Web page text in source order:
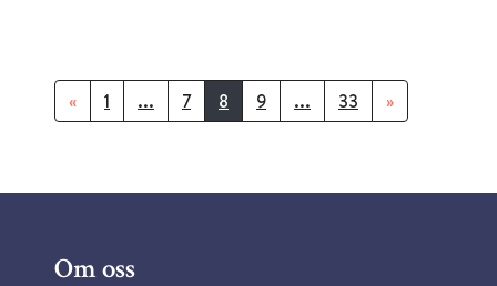
« 1 ... 7 8 9 ... 33 »
Om oss